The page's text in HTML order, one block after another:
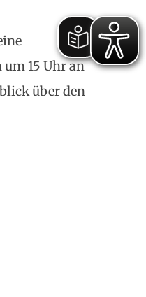
15 Uhr an
über den